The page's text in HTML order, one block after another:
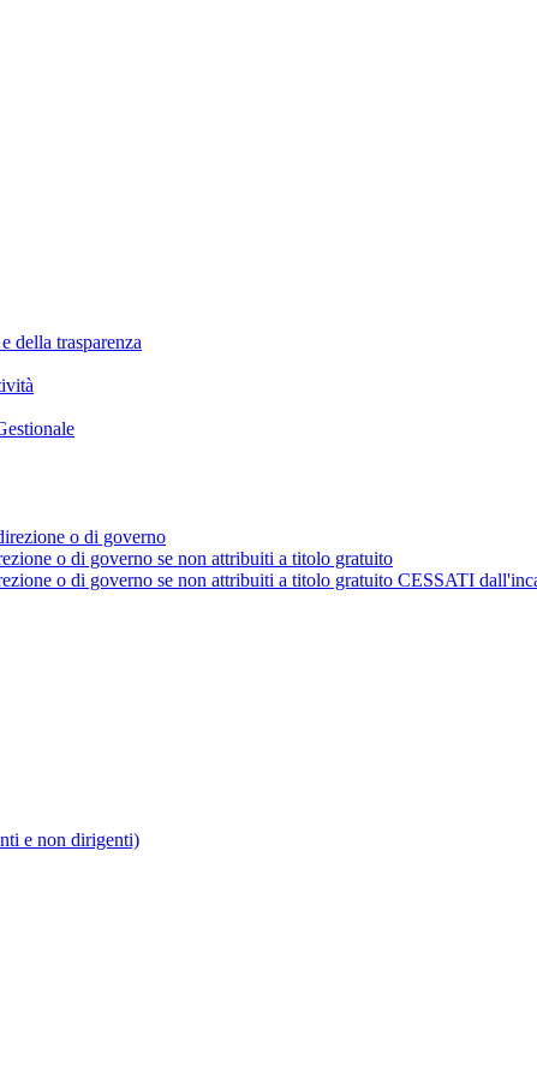
della trasparenza
o di governo
o di governo se non attribuiti a titolo gratuito
o di governo se non attribuiti a titolo gratuito CESSATI
e non dirigenti)